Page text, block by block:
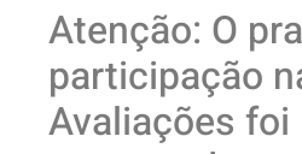
Atenção: O
participação
Avaliações foi